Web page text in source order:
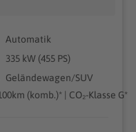
Automatik
335 kW (455 PS)
Geländewagen/SUV
(komb.)* | CO₂-Klasse G*